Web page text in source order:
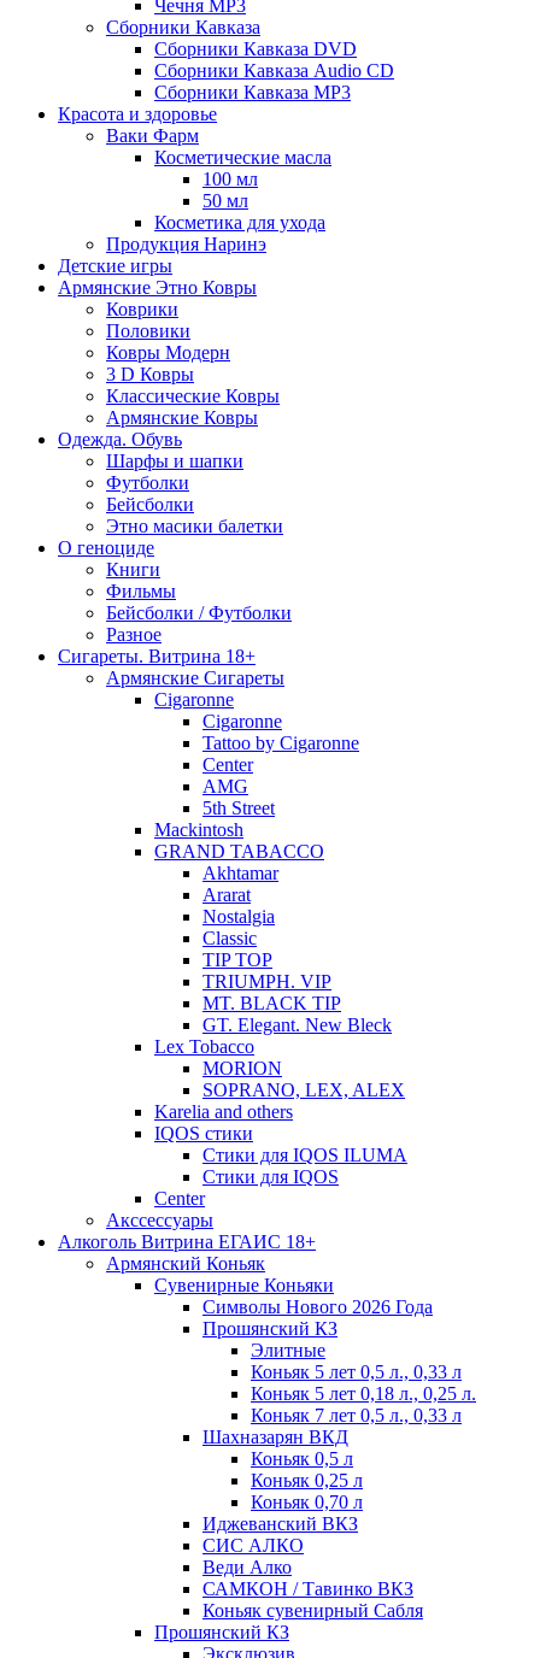
Чечня MP3
Сборники Кавказа
Сборники Кавказа DVD
Сборники Кавказа Audio CD
Сборники Кавказа MP3
Красота и здоровье
Ваки Фарм
Косметические масла
100 мл
50 мл
Косметика для ухода
Продукция Наринэ
Детские игры
Армянские Этно Ковры
Коврики
Половики
Ковры Модерн
3 D Ковры
Классические Ковры
Армянские Ковры
Одежда. Обувь
Шарфы и шапки
Футболки
Бейсболки
Этно масики балетки
О геноциде
Книги
Фильмы
Бейсболки / Футболки
Разное
Сигареты. Витрина 18+
Армянские Сигареты
Cigaronne
Cigaronne
Tattoo by Cigaronne
Center
AMG
5th Street
Mackintosh
GRAND TABACCO
Akhtamar
Ararat
Nostalgia
Classic
TIP TOP
TRIUMPH. VIP
MT. BLACK TIP
GT. Elegant. New Bleck
Lex Tobacco
MORION
SOPRANO, LEX, ALEX
Karelia and others
IQOS стики
Стики для IQOS ILUMA
Стики для IQOS
Сenter
Акссессуары
Алкоголь Витрина ЕГАИС 18+
Армянский Коньяк
Сувенирные Коньяки
Символы Нового 2026 Года
Прошянский КЗ
Элитные
Коньяк 5 лет 0,5 л., 0,33 л
Коньяк 5 лет 0,18 л., 0,25 л.
Коньяк 7 лет 0,5 л., 0,33 л
Шахназарян ВКД
Коньяк 0,5 л
Коньяк 0,25 л
Коньяк 0,70 л
Иджеванский ВКЗ
СИС АЛКО
Веди Алко
САМКОН / Тавинко ВКЗ
Коньяк сувенирный Сабля
Прошянский КЗ
Эксклюзив